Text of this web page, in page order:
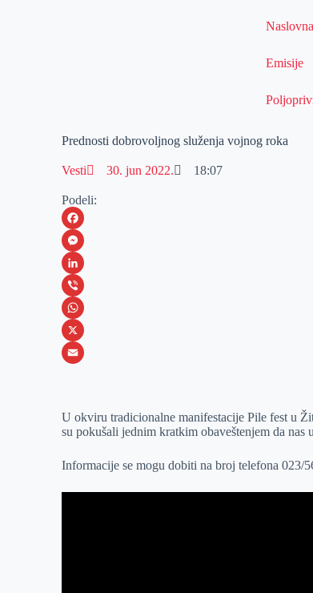
Naslovna
Emisije
Prednosti dobrovoljnog služenja vojnog roka
Vesti 30. jun 2022. 18:07
Podeli:
F
a
c
e
b
o
M
e
s
s
e
e
L
i
n
k
I
V
i
b
W
h
s
p
X
a
l
U okviru tradicionalne manifestacije Pile fest u
su pokušali jednim kratkim obaveštenjem da
Informacije se mogu dobiti na broj telefona 023/